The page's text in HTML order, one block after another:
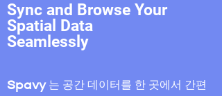
Sync and Browse Your
Spatial Data
Seamlessly
Spavy는 공간 데이터를 한 곳에서 간편